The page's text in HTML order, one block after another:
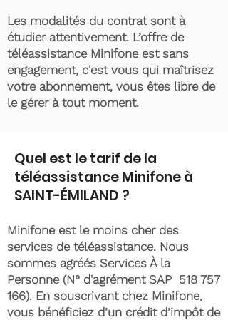
Les modalités du contrat sont à
étudier attentivement. L’offre de
téléassistance Minifone est sans
engagement, c'est vous qui maîtrisez
votre abonnement, vous êtes libre de
le gérer à tout moment.
Quel est le tarif de la
téléassistance Minifone à
SAINT-ÉMILAND ?
Minifone est le moins cher des
services de téléassistance. Nous
sommes agréés Services À la
Personne (N° d'agrément SAP 518 757
166). En souscrivant chez Minifone,
vous bénéficiez d’un crédit d’impôt de